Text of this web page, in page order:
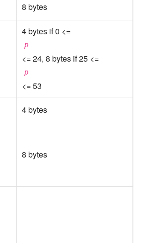
8 bytes
4 bytes if 0 <=
p
<= 24, 8 bytes if 25 <=
p
<= 53
4 bytes
8 bytes